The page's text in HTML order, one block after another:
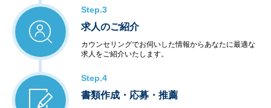
Step.3
求人のご紹介
カウンセリングでお伺いした情報からあなたに最適な
求人をご紹介いたします。
Step.4
書類作成・応募・推薦